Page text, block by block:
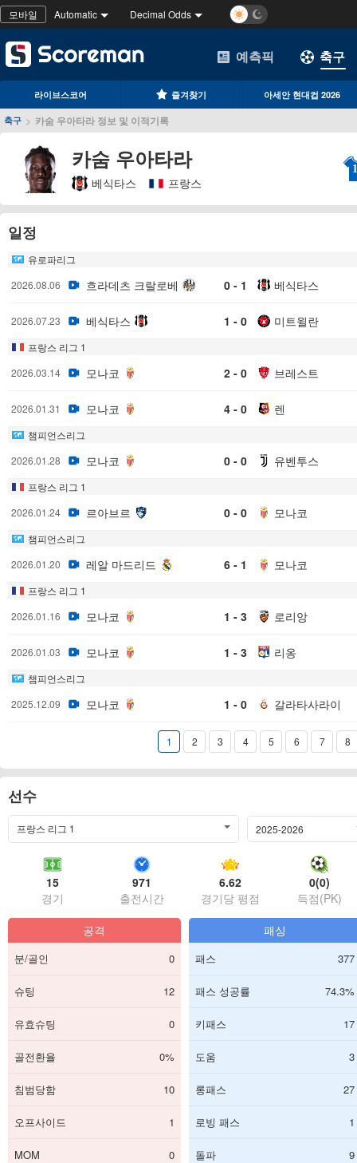
모바일 Automatic Decimal Odds
예측픽 축구
라이브스코어 즐겨찾기 아세안 현대컵 2026
축구 > 카숨 우아타라 정보 및 이적기록
카숨 우아타라
베식타스 프랑스
일정
유로파리그
2026.08.06
흐라데츠 크랄로베 0 - 1 베식타스
2026.07.23 베식타스 1 - 0 미트윌란
프랑스 리그 1
2026.03.14
모나코 2 - 0 브레스트
2026.01.31 모나코 4 - 0 렌
챔피언스리그
2026.01.28
모나코 0 - 0 유벤투스
프랑스 리그 1
2026.01.24
르아브르 0 - 0 모나코
챔피언스리그
2026.01.20
레알 마드리드 6 - 1 모나코
프랑스 리그 1
2026.01.16
모나코 1 - 3 로리앙
2026.01.03 모나코 1 - 3 리옹
챔피언스리그
2025.12.09
모나코 1 - 0 갈라타사라이
1 2 3 4 5 6 7 8
선수
프랑스 리그 1 2025-2026
15
경기
971
출전시간
6.62
경기당 평점
0(0)
득점(PK)
공격
분/골인 0
슈팅 12
유효슈팅 0
골전환율 0%
침범당함 10
오프사이드 1
MOM 0
패싱
패스 377
패스 성공률 74.3%
키패스 17
도움 3
롱패스 27
로빙 패스 1
돌파 9